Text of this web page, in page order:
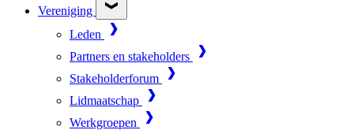
Vereniging
Leden
Partners en stakeholders
Stakeholderforum
Lidmaatschap
Werkgroepen